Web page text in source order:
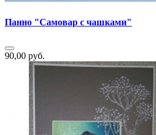
Панно "Самовар с чашками"
90,00 руб.